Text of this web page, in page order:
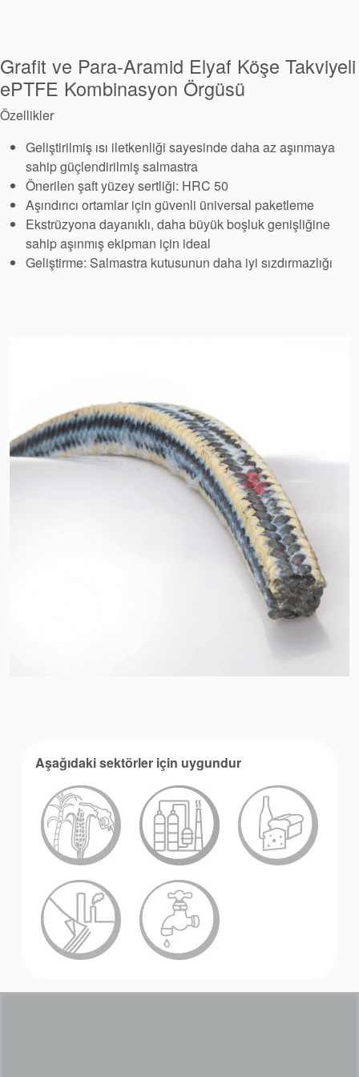
Sistemi
Sertifikalar ve Standartlar
Grafit ve Para-Aramid Elyaf Köşe Takviyeli
ePTFE Kombinasyon Örgüsü
Özellikler
Geliştirilmiş ısı iletkenliği sayesinde daha az aşınmaya
sahip güçlendirilmiş salmastra
Önerilen şaft yüzey sertliği: HRC 50
Aşındırıcı ortamlar için güvenli üniversal paketleme
Ekstrüzyona dayanıklı, daha büyük boşluk genişliğine
sahip aşınmış ekipman için ideal
Geliştirme: Salmastra kutusunun daha iyi sızdırmazlığı
Aşağıdaki sektörler için uygundur